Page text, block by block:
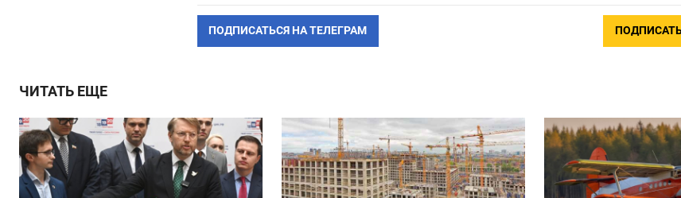
ПОДПИСАТЬСЯ НА ТЕЛЕГРАМ
ЧИТАТЬ ЕЩЕ